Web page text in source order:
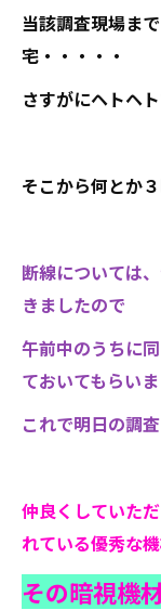
当該調査現場ま
宅・・・・・
さすがにヘトヘト
そこから何とか
断線については
きましたので
午前中のうちに
ておいてもらいま
これで明日の調
仲良くしていた
れている優秀な機
その暗視機